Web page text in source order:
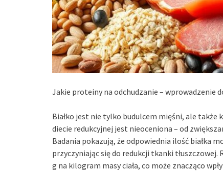
Jakie proteiny na odchudzanie – wprowadzenie
Białko jest nie tylko budulcem mięśni, ale także
diecie redukcyjnej jest nieoceniona – od
Badania pokazują, że odpowiednia ilość białka
przyczyniając się do redukcji tkanki tłuszczowej.
g na kilogram masy ciała, co może znacząco